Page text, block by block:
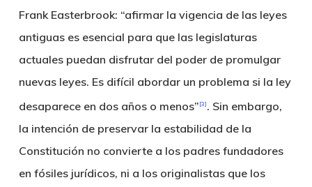
Frank Easterbrook: “afirmar la vigencia de las leyes
antiguas es esencial para que las legislaturas
actuales puedan disfrutar del poder de promulgar
nuevas leyes. Es difícil abordar un problema si la ley
desaparece en dos años o menos” [3] . Sin embargo,
la intención de preservar la estabilidad de la
Constitución no convierte a los padres fundadores
en fósiles jurídicos, ni a los originalistas que los